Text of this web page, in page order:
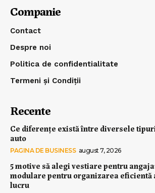
Companie
Contact
Despre noi
Politica de confidentialitate
Termeni și Condiții
Recente
Ce diferențe există între diversele
auto
PAGINA DE BUSINESS august 7, 2026
5 motive să alegi vestiare pentru
modulare pentru organizarea eficientă
lucru